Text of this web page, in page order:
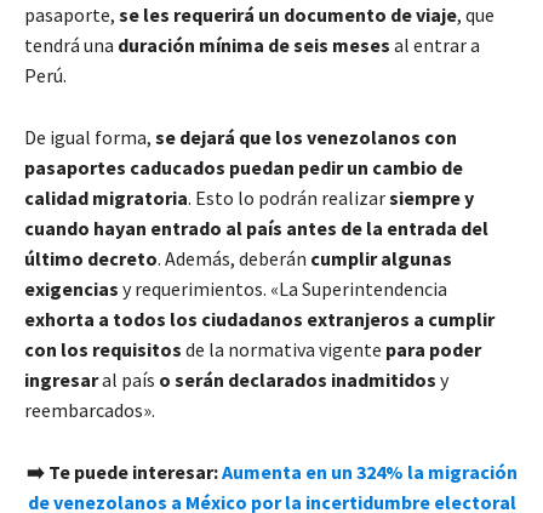
pasaporte, se les requerirá un documento de viaje, que
tendrá una duración mínima de seis meses al entrar a
Perú.
De igual forma, se dejará que los venezolanos con
pasaportes caducados puedan pedir un cambio de
calidad migratoria. Esto lo podrán realizarsiempre y
cuando hayan entrado al país antes de la entrada del
último decreto. Además, deberán cumplir algunas
exigencias y requerimientos. «La Superintendencia
exhorta a todos los ciudadanos extranjeros a cumplir
con los requisitos de la normativa vigente para poder
ingresaral país o serán declarados inadmitidos y
reembarcados».
➡️ Te puede interesar:Aumenta en un 324% la migración
de venezolanos a México por la incertidumbre electoral